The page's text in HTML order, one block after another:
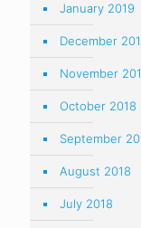
January 2019
December
November
October 2018
September
August 2018
July 2018